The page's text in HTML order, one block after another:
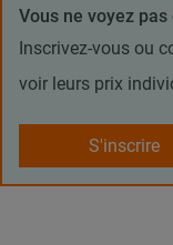
Vous ne voyez pas
Inscrivez-vous ou
voir leurs prix
S'inscrire